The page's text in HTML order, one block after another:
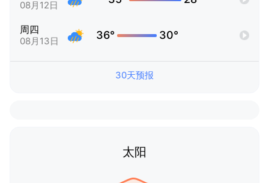
08月12日
周四
08月13日 36° 30°
30天预报
太阳